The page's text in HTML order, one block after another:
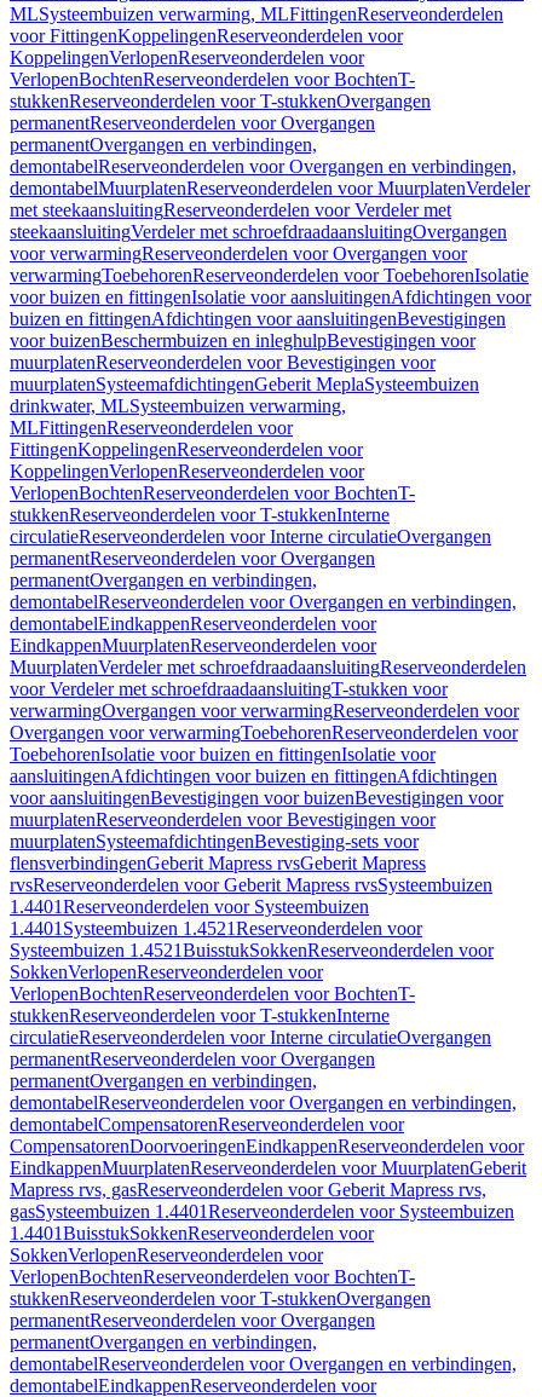
MLSysteembuizen verwarming, MLFittingenReserveonderdelen
voor FittingenKoppelingenReserveonderdelen voor
KoppelingenVerlopenReserveonderdelen voor
VerlopenBochtenReserveonderdelen voor BochtenT-
stukkenReserveonderdelen voor T-stukkenOvergangen
permanentReserveonderdelen voor Overgangen
permanentOvergangen en verbindingen,
demontabelReserveonderdelen voor Overgangen en verbindingen,
demontabelMuurplatenReserveonderdelen voor MuurplatenVerdeler
met steekaansluitingReserveonderdelen voor Verdeler met
steekaansluitingVerdeler met schroefdraadaansluitingOvergangen
voor verwarmingReserveonderdelen voor Overgangen voor
verwarmingToebehorenReserveonderdelen voor ToebehorenIsolatie
voor buizen en fittingenIsolatie voor aansluitingenAfdichtingen voor
buizen en fittingenAfdichtingen voor aansluitingenBevestigingen
voor buizenBeschermbuizen en inleghulpBevestigingen voor
muurplatenReserveonderdelen voor Bevestigingen voor
muurplatenSysteemafdichtingenGeberit MeplaSysteembuizen
drinkwater, MLSysteembuizen verwarming,
MLFittingenReserveonderdelen voor
FittingenKoppelingenReserveonderdelen voor
KoppelingenVerlopenReserveonderdelen voor
VerlopenBochtenReserveonderdelen voor BochtenT-
stukkenReserveonderdelen voor T-stukkenInterne
circulatieReserveonderdelen voor Interne circulatieOvergangen
permanentReserveonderdelen voor Overgangen
permanentOvergangen en verbindingen,
demontabelReserveonderdelen voor Overgangen en verbindingen,
demontabelEindkappenReserveonderdelen voor
EindkappenMuurplatenReserveonderdelen voor
MuurplatenVerdeler met schroefdraadaansluitingReserveonderdelen
voor Verdeler met schroefdraadaansluitingT-stukken voor
verwarmingOvergangen voor verwarmingReserveonderdelen voor
Overgangen voor verwarmingToebehorenReserveonderdelen voor
ToebehorenIsolatie voor buizen en fittingenIsolatie voor
aansluitingenAfdichtingen voor buizen en fittingenAfdichtingen
voor aansluitingenBevestigingen voor buizenBevestigingen voor
muurplatenReserveonderdelen voor Bevestigingen voor
muurplatenSysteemafdichtingenBevestiging-sets voor
flensverbindingenGeberit Mapress rvsGeberit Mapress
rvsReserveonderdelen voor Geberit Mapress rvsSysteembuizen
1.4401Reserveonderdelen voor Systeembuizen
1.4401 Systeembuizen 1.4521Reserveonderdelen voor
Systeembuizen 1.4521BuisstukSokkenReserveonderdelen voor
SokkenVerlopenReserveonderdelen voor
VerlopenBochtenReserveonderdelen voor BochtenT-
stukkenReserveonderdelen voor T-stukkenInterne
circulatieReserveonderdelen voor Interne circulatieOvergangen
permanentReserveonderdelen voor Overgangen
permanentOvergangen en verbindingen,
demontabelReserveonderdelen voor Overgangen en verbindingen,
demontabelCompensatorenReserveonderdelen voor
CompensatorenDoorvoeringenEindkappenReserveonderdelen voor
EindkappenMuurplatenReserveonderdelen voor MuurplatenGeberit
Mapress rvs, gasReserveonderdelen voor Geberit Mapress rvs,
gasSysteembuizen 1.4401Reserveonderdelen voor Systeembuizen
1.4401BuisstukSokkenReserveonderdelen voor
SokkenVerlopenReserveonderdelen voor
VerlopenBochtenReserveonderdelen voor BochtenT-
stukkenReserveonderdelen voor T-stukkenOvergangen
permanentReserveonderdelen voor Overgangen
permanentOvergangen en verbindingen,
demontabelReserveonderdelen voor Overgangen en verbindingen,
demontabelEindkappenReserveonderdelen voor